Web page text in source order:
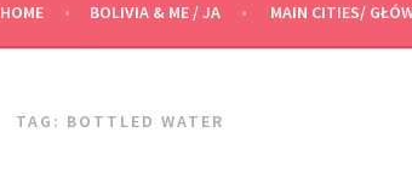
HOME BOLIVIA & ME / JA MAIN CITIES/
TAG: BOTTLED WATER